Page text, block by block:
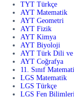
TYT Türkçe
AYT Matematik
AYT Geometri
AYT Fizik
AYT Kimya
AYT Biyoloji
AYT Türk Dili ve
AYT Coğrafya
11. Sınıf
LGS Matematik
LGS Türkçe
LGS Fen